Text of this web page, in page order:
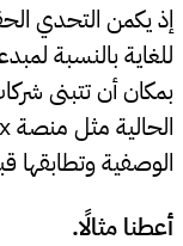
إذ يكمن التحدي
للغاية بالنسبة
بمكان أن تتبنى
الوصفية وتطابقها
أعطنا مثالًا.